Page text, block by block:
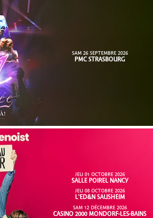
SAM 26 SEPTEMBRE 2026
PMC STRASBOURG
JEU 01 OCTOBRE 2026
SALLE POIREL NANCY
JEU 08 OCTOBRE 2026
L'ED&N SAUSHEIM
SAM 12 DÉCEMBRE 2026
CASINO 2000 MONDORF-LES-BAINS